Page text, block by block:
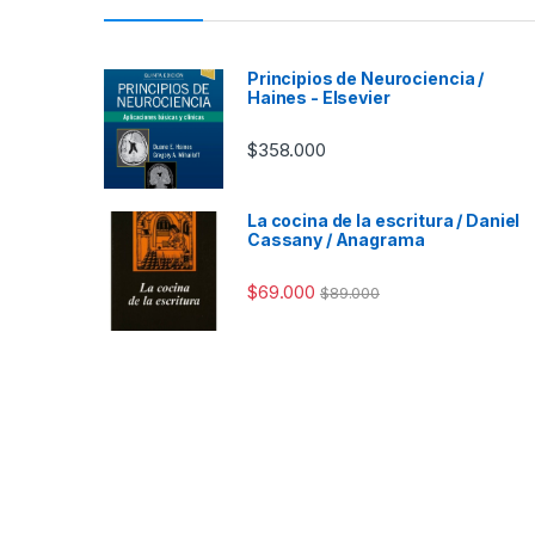
Principios de Neurociencia /
Haines - Elsevier
$358.000
La cocina de la escritura / Daniel
Cassany / Anagrama
$69.000 $89.000